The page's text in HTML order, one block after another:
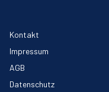
Kontakt
Impressum
AGB
Datenschutz